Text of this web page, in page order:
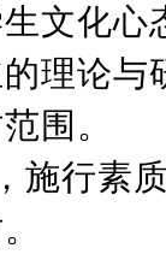
文化
理论与
围。
施行素